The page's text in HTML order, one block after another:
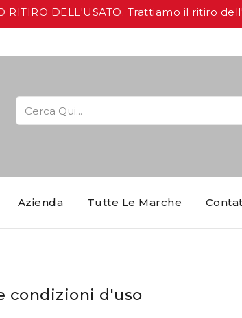
RITIRO DELL'USATO. Trattiamo il ritiro
Azienda Tutte Le Marche
condizioni d'uso